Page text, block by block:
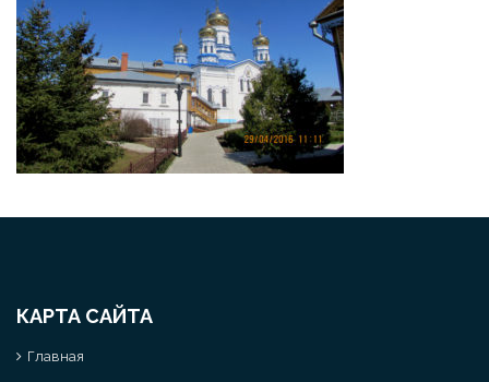
КАРТА САЙТА
Главная